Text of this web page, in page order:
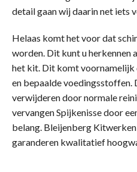
detail gaan wij daarin net iets
Helaas komt het voor dat
worden. Dit kunt u herkennen
het kit. Dit komt
en bepaalde voedingsstoffen.
verwijderen door normale
vervangen Spijkenisse door
belang. Bleijenberg Kitwerken
garanderen kwalitatief